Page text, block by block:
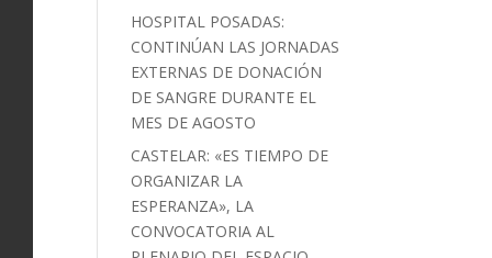
HOSPITAL POSADAS:
CONTINÚAN LAS JORNADAS
EXTERNAS DE DONACIÓN
DE SANGRE DURANTE EL
MES DE AGOSTO
CASTELAR: «ES TIEMPO DE
ORGANIZAR LA
ESPERANZA», LA
CONVOCATORIA AL